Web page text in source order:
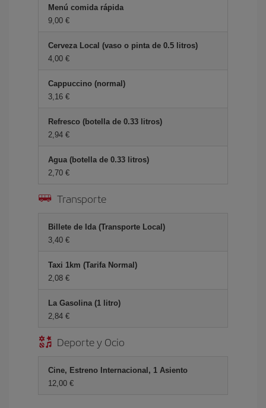
Menú comida rápida
9,00 €
Cerveza Local (vaso o pinta de 0.5 litros)
4,00 €
Cappuccino (normal)
3,16 €
Refresco (botella de 0.33 litros)
2,94 €
Agua (botella de 0.33 litros)
2,70 €
Transporte
Billete de Ida (Transporte Local)
3,40 €
Taxi 1km (Tarifa Normal)
2,08 €
La Gasolina (1 litro)
2,84 €
Deporte y Ocio
Cine, Estreno Internacional, 1 Asiento
12,00 €